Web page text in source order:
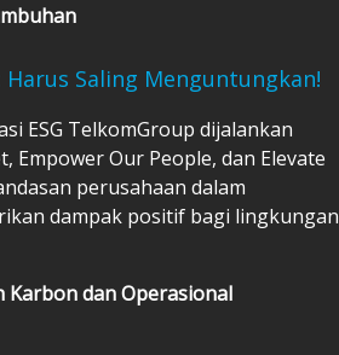
Saling Menguntungkan!
ESG TelkomGroup dijalankan
Empower Our People, dan Elevate
perusahaan dalam
dampak positif bagi lingkungan
Karbon dan Operasional